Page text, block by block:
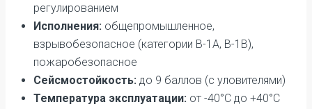
регулированием
Исполнения: общепромышленное,
взрывобезопасное (категории В-1А, В-1В),
пожаробезопасное
Сейсмостойкость: до 9 баллов (с уловителями)
Температура эксплуатации: от -40°C до +40°C